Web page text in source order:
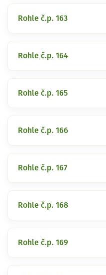
Rohle č.p. 163
Rohle č.p. 164
Rohle č.p. 165
Rohle č.p. 166
Rohle č.p. 167
Rohle č.p. 168
Rohle č.p. 169